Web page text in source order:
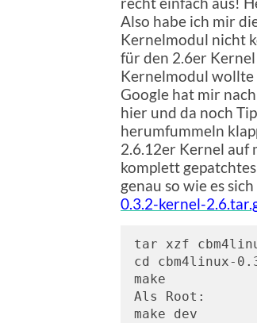
Also habe ich mir
Kernelmodul nicht
für den 2.6er
Kernelmodul wollte
Google hat mir
hier und da noch
herumfummeln
2.6.12er Kernel auf
komplett
genau so wie es
0.3.2-kernel-
tar xzf
cd cbm4linux-
make
Als Root:
make dev